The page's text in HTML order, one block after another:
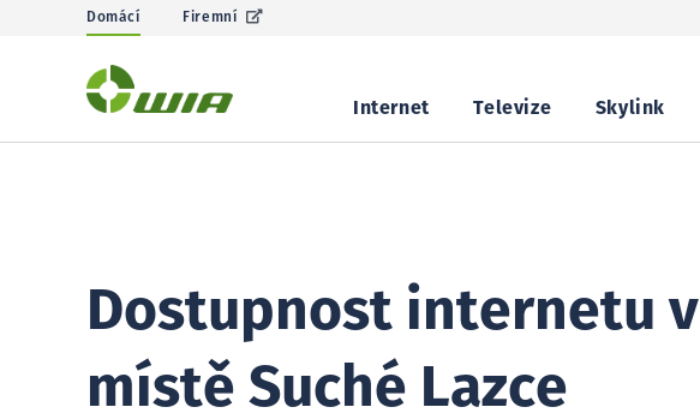
Domácí Firemní
Internet Televize Skylink
Dostupnost internetu v
místě Suché Lazce